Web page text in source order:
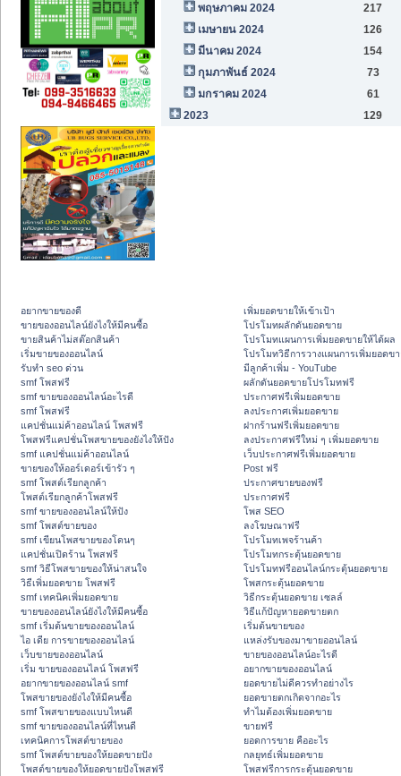
พฤษภาคม 2024
217
เมษายน 2024
126
มีนาคม 2024
154
กุมภาพันธ์ 2024
73
มกราคม 2024
61
2023
129
อยากขายของดี
ขายของออนไลน์ยังไงให้มีคนซื้อ
ขายสินค้าไม่สต๊อกสินค้า
เริ่มขายของออนไลน์
รับทำ seo ด่วน
smf โพสฟรี
smf ขายของออนไลน์อะไรดี
smf โพสฟรี
แคปชั่นแม่ค้าออนไลน์ โพสฟรี
โพสฟรีแคปชั่นโพสขายของยังไงให้ปัง
smf แคปชั่นแม่ค้าออนไลน์
ขายของให้ออร์เดอร์เข้ารัว ๆ
smf โพสต์เรียกลูกค้า
โพสต์เรียกลูกค้าโพสฟรี
smf ขายของออนไลน์ให้ปัง
smf โพสต์ขายของ
smf เขียนโพสขายของโดนๆ
แคปชั่นเปิดร้าน โพสฟรี
smf วิธีโพสขายของให้น่าสนใจ
วิธีเพิ่มยอดขาย โพสฟรี
smf เทคนิคเพิ่มยอดขาย
ขายของออนไลน์ยังไงให้มีคนซื้อ
smf เริ่มต้นขายของออนไลน์
ไอ เดีย การขายของออนไลน์
เว็บขายของออนไลน์
เริ่ม ขายของออนไลน์ โพสฟรี
อยากขายของออนไลน์ smf
โพสขายของยังไงให้มีคนซื้อ
smf โพสขายของแบบไหนดี
smf ขายของออนไลน์ที่ไหนดี
เทคนิคการโพสต์ขายของ
smf โพสต์ขายของให้ยอดขายปัง
โพสต์ขายของให้ยอดขายปังโพสฟรี
เพิ่มยอดขายให้เข้าเป้า
โปรโมทผลักดันยอดขาย
โปรโมทแผนการเพิ่มยอดขายให้ได้ผล
โปรโมทวิธีการวางแผนการเพิ่มยอดข
มีลูกค้าเพิ่ม - YouTube
ผลักดันยอดขายโปรโมทฟรี
ประกาศฟรีเพิ่มยอดขาย
ลงประกาศเพิ่มยอดขาย
ฝากร้านฟรีเพิ่มยอดขาย
ลงประกาศฟรีใหม่ ๆ เพิ่มยอดขาย
เว็บประกาศฟรีเพิ่มยอดขาย
Post ฟรี
ประกาศขายของฟรี
ประกาศฟรี
โพส SEO
ลงโฆษณาฟรี
โปรโมทเพจร้านค้า
โปรโมทกระตุ้นยอดขาย
โปรโมทฟรีออนไลน์กระตุ้นยอดขาย
โพสกระตุ้นยอดขาย
วิธีกระตุ้นยอดขาย เซลล์
วิธีแก้ปัญหายอดขายตก
เริ่มต้นขายของ
แหล่งรับของมาขายออนไลน์
ขายของออนไลน์อะไรดี
อยากขายของออนไลน์
ยอดขายไม่ดีควรทำอย่างไร
ยอดขายตกเกิดจากอะไร
ทำไมต้องเพิ่มยอดขาย
ขายฟรี
ยอดการขาย คืออะไร
กลยุทธ์เพิ่มยอดขาย
โพสฟรีการกระตุ้นยอดขาย